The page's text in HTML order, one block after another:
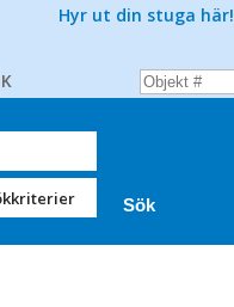
Hyr ut din stuga här!